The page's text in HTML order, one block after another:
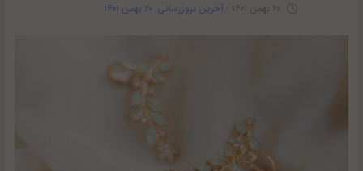
- آخرین بروزرسانی: ۲۰ بهمن ۱۴۰۱